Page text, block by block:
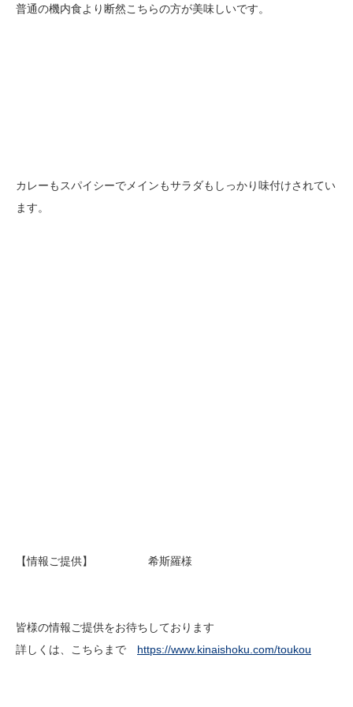
普通の機内食より断然こちらの方が美味しいです。
カレーもスパイシーでメインもサラダもしっかり味付けされてい
ます。
【情報ご提供】 希斯羅様
皆様の情報ご提供をお待ちしております
詳しくは、こちらまで https://www.kinaishoku.com/toukou